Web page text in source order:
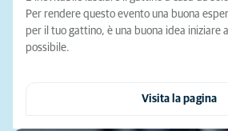
Per rendere questo evento una buona
per il tuo gattino, è una buona idea iniziare
possibile.
Visita la pagina